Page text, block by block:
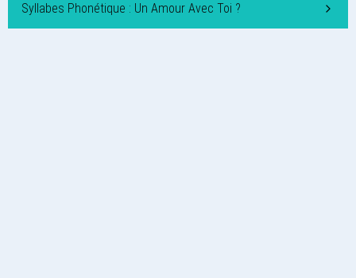
Syllabes Phonétique : Un Amour Avec Toi ?